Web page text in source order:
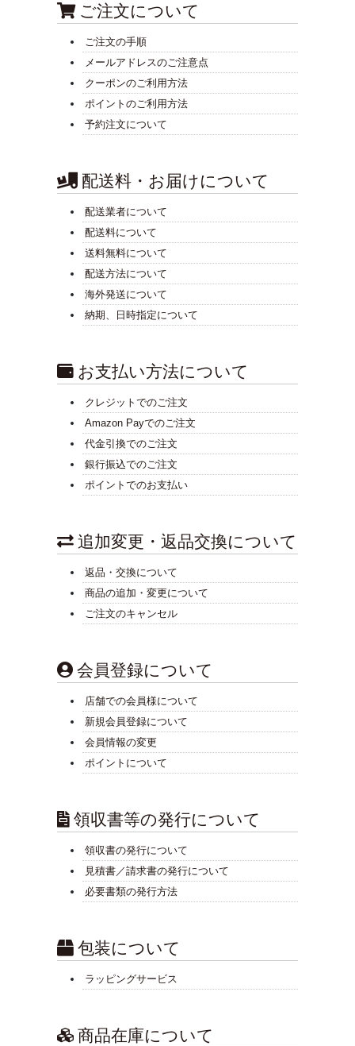
ご注文について
ご注文の手順
メールアドレスのご注意点
クーポンのご利用方法
ポイントのご利用方法
予約注文について
配送料・お届けについて
配送業者について
配送料について
送料無料について
配送方法について
海外発送について
納期、日時指定について
お支払い方法について
クレジットでのご注文
Amazon Payでのご注文
代金引換でのご注文
銀行振込でのご注文
ポイントでのお支払い
追加変更・返品交換について
返品・交換について
商品の追加・変更について
ご注文のキャンセル
会員登録について
店舗での会員様について
新規会員登録について
会員情報の変更
ポイントについて
領収書等の発行について
領収書の発行について
見積書／請求書の発行について
必要書類の発行方法
包装について
ラッピングサービス
商品在庫について